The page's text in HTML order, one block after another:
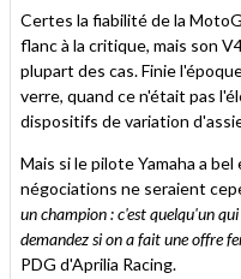
Certes la fiabilité de la
flanc à la critique, mais son
plupart des cas. Finie
verre, quand ce n'était pas
dispositifs de variation
Mais si le pilote Yamaha a
négociations ne seraient
un champion : c'est quelqu'un
demandez si on a fait une offre
PDG d'Aprilia Racing.